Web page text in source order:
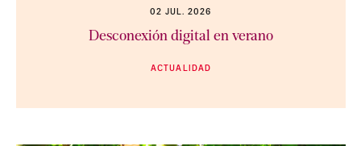
02 JUL. 2026
Desconexión digital en verano
ACTUALIDAD